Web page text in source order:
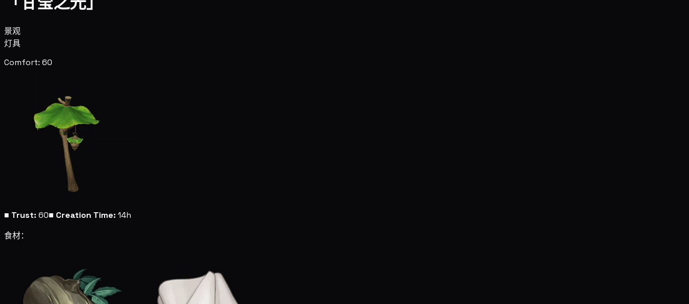
景观
灯具
Comfort: 60
■ Trust: 60■ Creation Time: 14h
食材：